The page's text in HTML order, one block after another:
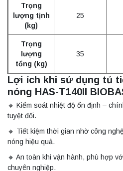
Trọng
lượng tịnh
(kg)
25
Trọng
lượng
tổng (kg)
35
Lợi ích khi sử dụng tủ
nóng HAS-T140II
🔸 Kiểm soát nhiệt độ ổn định –
tuyệt đối.
🔸 Tiết kiệm thời gian nhờ công
nóng hiệu quả.
🔸 An toàn khi vận hành, phù hợp
chuyên nghiệp.